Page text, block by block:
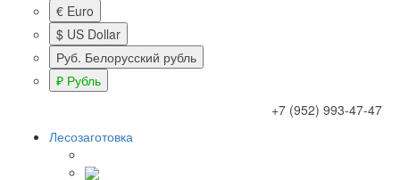
€ Euro
$ US Dollar
Руб. Белорусский рубль
₽ Рубль
+7 (952) 993-47-47
Лесозаготовка